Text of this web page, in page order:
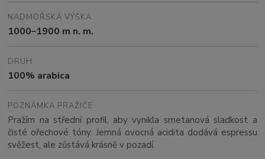
NADMOŘSKÁ VÝŠKA
1000–1900 m n. m.
DRUH
100% arabica
POZNÁMKA PRAŽIČE
Pražím na střední profil, aby vynikla smetanová sladkost a
čisté ořechové tóny. Jemná ovocná acidita dodává espressu
svěžest, ale zůstává krásně v pozadí.